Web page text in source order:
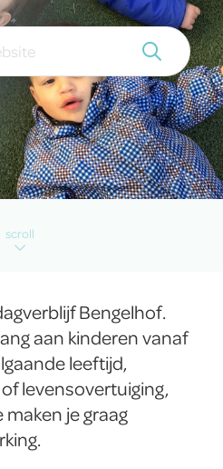
scroll
Bengelhof.
aan kinderen vanaf
leeftijd,
levensovertuiging,
je graag